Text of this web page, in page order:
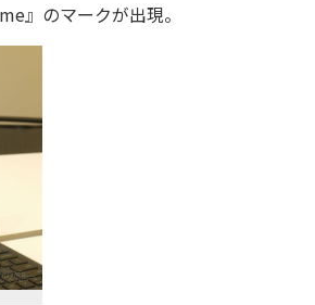
』のマークが出現。